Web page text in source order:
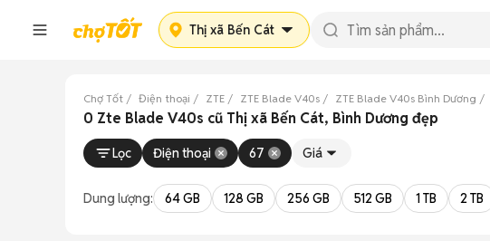
Thị xã Bến Cát
Chợ Tốt Điện thoại ZTE ZTE Blade V40s ZTE Blade V40s Bình Dương
0 Zte Blade V40s cũ Thị xã Bến Cát, Bình Dương đẹp
Lọc Điện thoại 67 Giá
Dung lượng: 64 GB 128 GB 256 GB 512 GB 1 TB 2 TB